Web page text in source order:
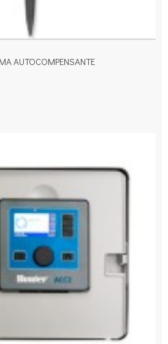
AUTOCOMPENSANTE